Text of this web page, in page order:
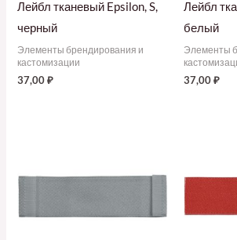
Лейбл тканевый Epsilon, S,
черный
Элементы брендирования и
кастомизации
37,00₽
Лейбл
белый
Элементы
37,00₽